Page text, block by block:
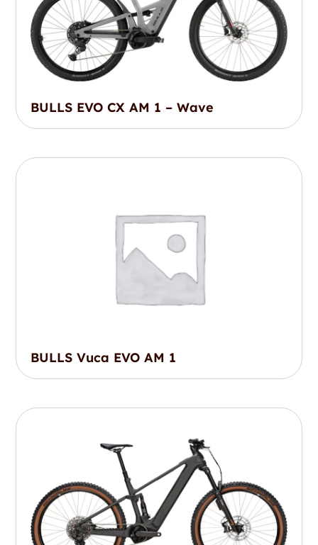
BULLS EVO CX AM 1 – Wave
BULLS Vuca EVO AM 1